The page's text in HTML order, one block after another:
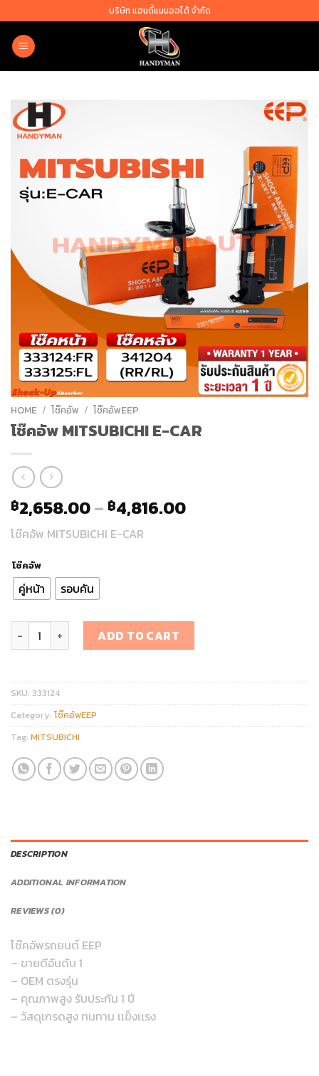
to
content
บริษัท แฮนดี้แมนออโต้ จำกัด
HOME / โช๊คอัพ / โช๊คอัพEEP
โช๊คอัพ MITSUBICHI E-CAR
฿2,658.00– ฿4,816.00
โช๊คอัพ MITSUBICHI E-CAR
โช๊คอัพ
คู่หน้า รอบคัน
โช๊คอัพ MITSUBICHI E-CAR quantity
ADD TO CART
SKU: 333124
Category: โช๊คอัพEEP
Tag: MITSUBICHI
DESCRIPTION
ADDITIONAL INFORMATION
REVIEWS (0)
โช๊คอัพรถยนต์ EEP
– ขายดีอันดับ 1
– OEM ตรงรุ่น
– คุณภาพสูง รับประกัน 1 ปี
– วัสดุเกรดสูง ทนทาน เเข็งเเรง